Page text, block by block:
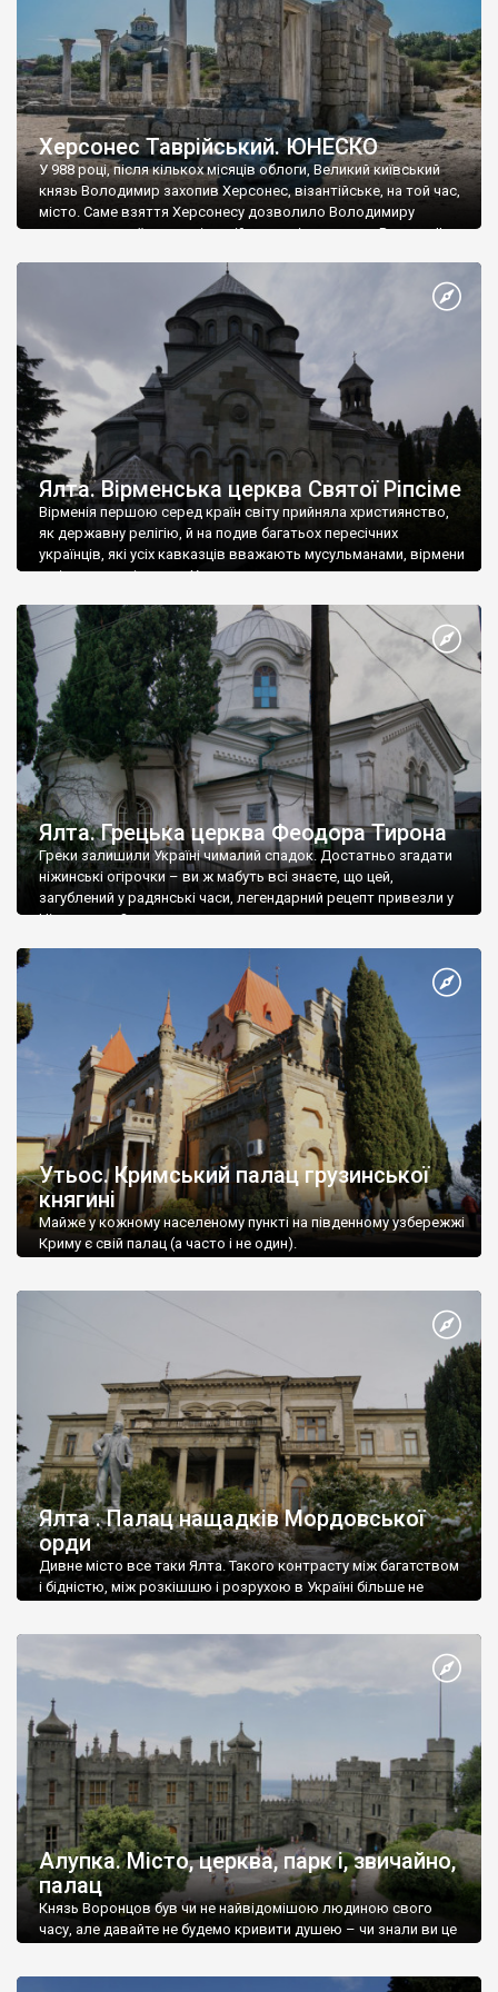
Херсонес Таврійський. ЮНЕСКО
У 988 році, після кількох місяців облоги, Великий київський
князь Володимир захопив Херсонес, візантійське, на той час,
місто. Саме взяття Херсонесу дозволило Володимиру
диктувати свої умови візантійському імператору Василю ІІ, та
Херсонесі Володимир-язичник, став Василем-християнином.
А потім було Хрещення Русі. На честь Херсонесу Таврійського
Ялта. Вірменська церква Святої Ріпсіме
Вірменія першою серед країн світу прийняла християнство,
як державну релігію, й на подив багатьох пересічних
українців, які усіх кавказців вважають мусульманами, вірмени
є відданими вірянами Христа
Ялта. Грецька церква Феодора Тирона
Греки залишили Україні чималий спадок. Достатньо згадати
ніжинські огірочки – ви ж мабуть всі знаєте, що цей,
загублений у радянські часи, легендарний рецепт привезли у
Ніжин греки?
Утьос. Кримський палац грузинської
княгині
Майже у кожному населеному пункті на південному узбережжі
Криму є свій палац (а часто і не один).
Ялта . Палац нащадків Мордовської
орди
Дивне місто все таки Ялта. Такого контрасту між багатством
і бідністю, між розкішшю і розрухою в Україні більше не
Алупка. Місто, церква, парк і, звичайно,
палац
Князь Воронцов був чи не найвідомішою людиною свого
часу, але давайте не будемо кривити душею – чи знали ви це